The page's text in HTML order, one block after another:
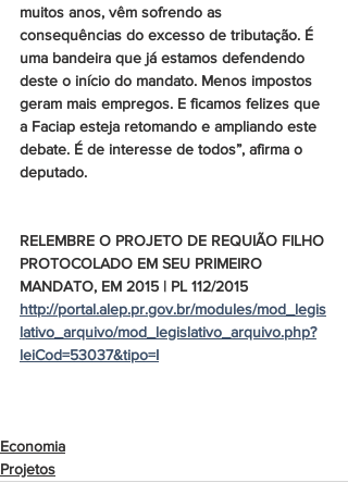
muitos anos, vêm sofrendo as
consequências do excesso de tributação. É
uma bandeira que já estamos defendendo
deste o início do mandato. Menos impostos
geram mais empregos. E ficamos felizes que
a Faciap esteja retomando e ampliando este
debate. É de interesse de todos”, afirma o
deputado.
RELEMBRE O PROJETO DE REQUIÃO FILHO
PROTOCOLADO EM SEU PRIMEIRO
MANDATO, EM 2015 | PL 112/2015
http://portal.alep.pr.gov.br/modules/mod_legis
lativo_arquivo/mod_legislativo_arquivo.php?
leiCod=53037&tipo=I
Economia
Projetos